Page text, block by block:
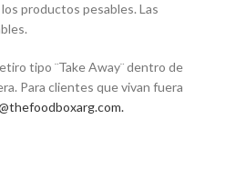
productos pesables. Las
tipo ¨Take Away¨ dentro de
Para clientes que vivan fuera
.